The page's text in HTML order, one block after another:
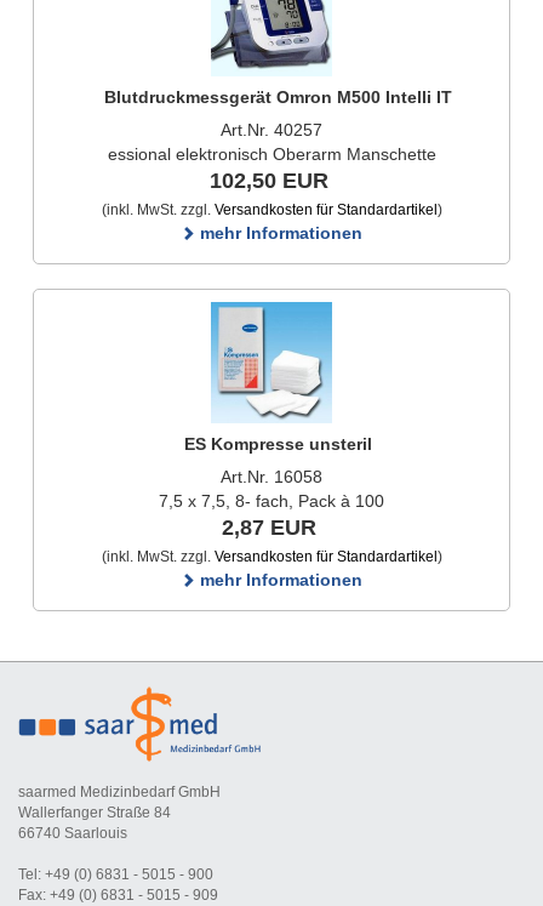
Blutdruckmessgerät Omron M500 Intelli IT
Art.Nr. 40257
essional elektronisch Oberarm Manschette
102,50 EUR
(inkl. MwSt. zzgl. Versandkosten für Standardartikel)
mehr Informationen
ES Kompresse unsteril
Art.Nr. 16058
7,5 x 7,5, 8- fach, Pack à 100
2,87 EUR
(inkl. MwSt. zzgl. Versandkosten für Standardartikel)
mehr Informationen
saarmed Medizinbedarf GmbH
Wallerfanger Straße 84
66740 Saarlouis
Tel: +49 (0) 6831 - 5015 - 900
Fax: +49 (0) 6831 - 5015 - 909